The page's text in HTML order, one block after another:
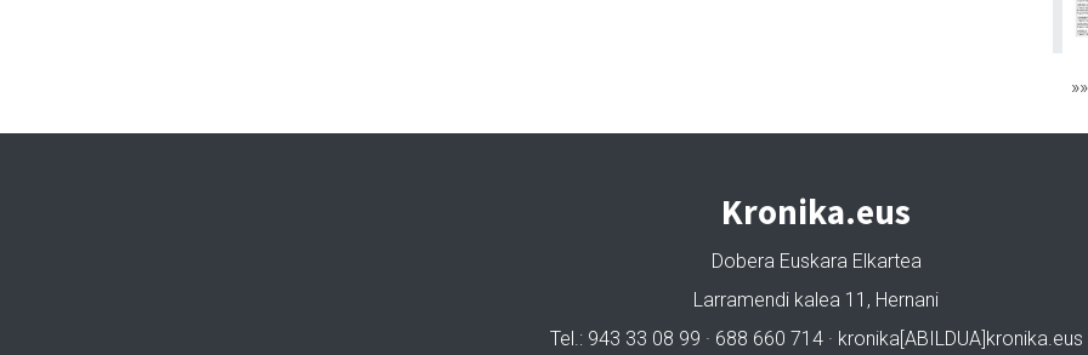
»»
Kronika.eus
Dobera Euskara Elkartea
Larramendi kalea 11, Hernani
Tel.: 943 33 08 99 · 688 660 714 · kronika[ABILDUA]kronika.eus